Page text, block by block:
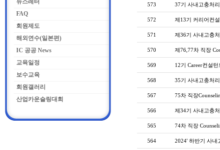
뉴스레터
FAQ
회원제도
해외연수(일본편)
IC 공공 News
교육일정
보수교육
회원갤러리
산업카운슬링대회
573 37기 사내고충처
572 제13기 커리어컨
571 제36기 사내고충
570 제76,77차 직장
569 12기 Career컨설
568 35기 사내고충처
567 75차 직장
566 제34기 사내고충
565 74차 직장
564 2024' 하반기 사내